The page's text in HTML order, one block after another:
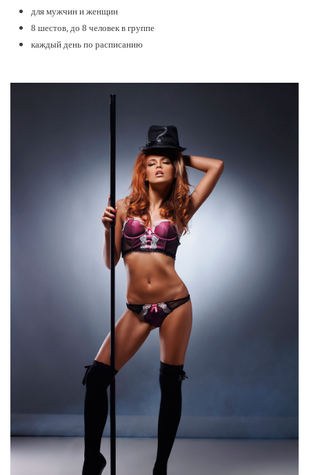
для мужчин и женщин
8 шестов, до 8 человек в группе
каждый день по расписанию